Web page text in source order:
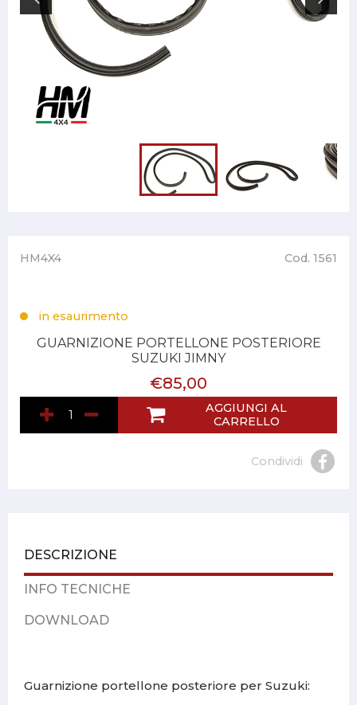
HM4X4 Cod. 1561
in esaurimento
GUARNIZIONE PORTELLONE POSTERIORE
SUZUKI JIMNY
€85,00
AGGIUNGI AL
CARRELLO
Condividi
DESCRIZIONE
INFO TECNICHE
DOWNLOAD
Guarnizione portellone posteriore per Suzuki: